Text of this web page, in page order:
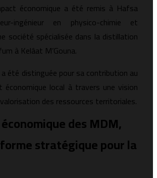
économique a été remis à Hafsa
ingénieur en physico-chimie et
société spécialisée dans la distillation
à Kelâat M’Gouna.
été distinguée pour sa contribution au
économique local à travers une vision
des ressources territoriales.
des MDM,
stratégique pour la